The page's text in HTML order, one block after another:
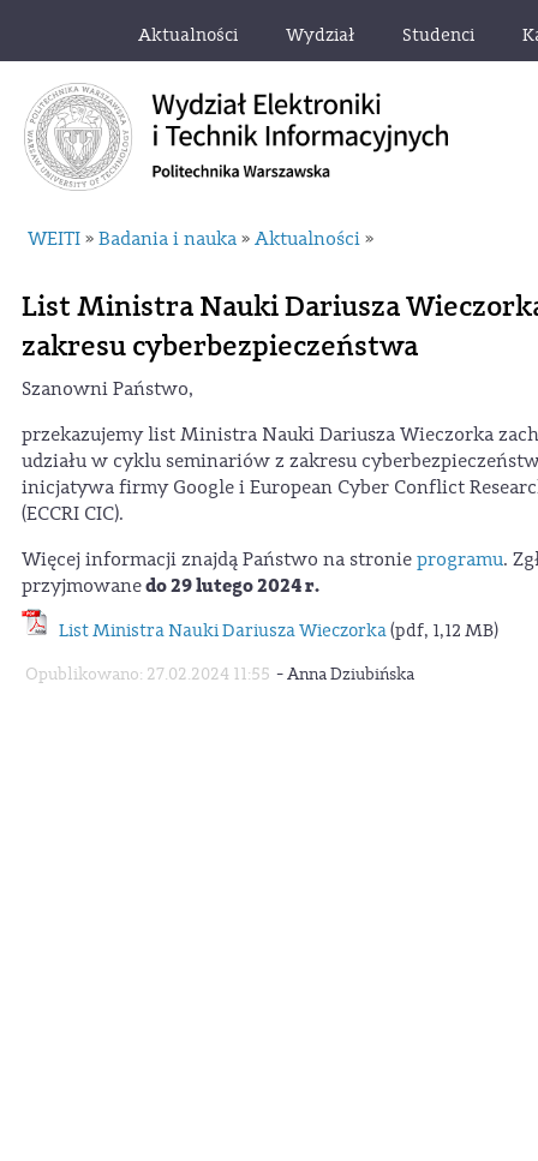
Aktualności Wydział Studenci
WEITI » Badania i nauka » Aktualności »
List Ministra Nauki Dariusza
zakresu cyberbezpieczeństwa
Szanowni Państwo,
przekazujemy list Ministra Nauki Dariusza Wieczorka
udziału w cyklu seminariów z zakresu
inicjatywa firmy Google i European Cyber Conflict
(ECCRI CIC).
Więcej informacji znajdą Państwo na stronie programu.
przyjmowanedo 29 lutego 2024 r.
List Ministra Nauki Dariusza Wieczorka(pdf, 1,12 MB)
Opublikowano: 27.02.2024 11:55 -Anna Dziubińska